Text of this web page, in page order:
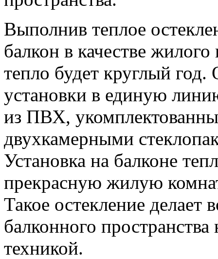
Выполнив теплое
балкон в качестве
тепло будет круглый
установки в единую
из ПВХ,
двухкамерными
Установка на балконе
прекрасную жилую
Такое остекление
балконного
техникой.